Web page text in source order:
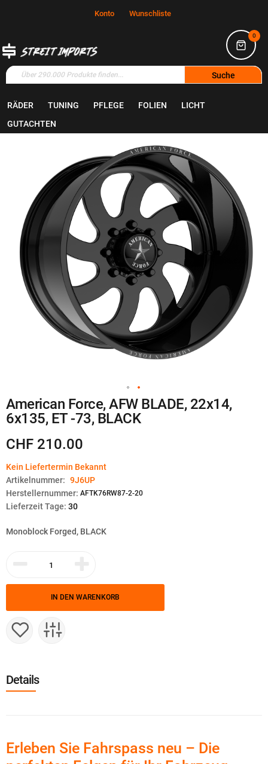
Konto Wunschliste
0
Suche
RÄDER TUNING PFLEGE FOLIEN
LICHT
GUTACHTEN
Zum
Ende
Zum
Anfang
der
Bildgalerie
American Force, AFW BLADE, 22x14,
6x135, ET -73, BLACK
CHF 210.00
Kein Liefertermin Bekannt
Artikelnummer: 9J6UP
Herstellernummer: AFTK76RW87-2-20
Lieferzeit Tage: 30
Monoblock Forged, BLACK
IN DEN WARENKORB
Details
Erleben Sie Fahrspass neu – Die